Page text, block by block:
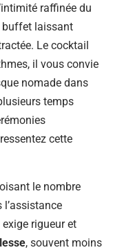
raffinée du
buffet laissant
Le cocktail
il vous convie
nomade dans
temps
cette
le nombre
l’assistance
rigueur et
, souvent moins